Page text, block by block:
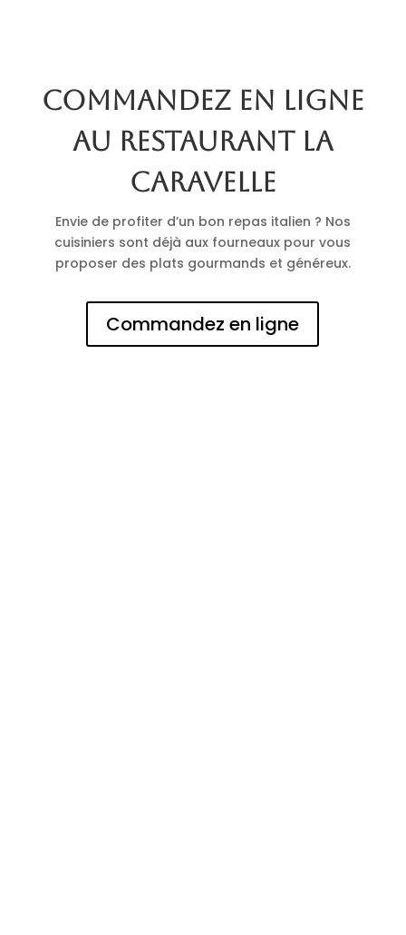
Commandez en ligne
au restaurant La
Caravelle
Envie de profiter d’un bon repas italien ? Nos
cuisiniers sont déjà aux fourneaux pour vous
proposer des plats gourmands et généreux.
Commandez en ligne